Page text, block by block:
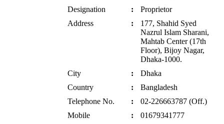
Designation
:
Proprietor
Address
:
177, Shahid Syed
Nazrul Islam Sharani,
Mahtab Center (17th
Floor), Bijoy Nagar,
Dhaka-1000.
City
:
Dhaka
Country
:
Bangladesh
Telephone No.
:
02-226663787 (Off.)
Mobile
:
01679341777